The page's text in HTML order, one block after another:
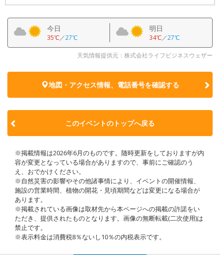
今日
35℃／27℃
明日
34℃／27℃
天気情報提供元：株式会社ライフビジネスウェザー
地図・アクセス情報、電話番号を確認する
このイベントのトップへ戻る
※掲載情報は2026年6月のものです。随時更新をしておりますが内
容が変更となっている場合がありますので、事前にご確認のう
え、おでかけください。
※自然災害の影響やその他諸事情により、イベントの開催情報、
施設の営業時間、植物の開花・見頃期間などは変更になる場合が
あります。
※掲載されている画像は取材先から本ページへの掲載の許諾をい
ただき、提供されたものとなります。画像の無断転載(二次使用)は
禁止です。
※表示料金は消費税8％ないし10％の内税表示です。